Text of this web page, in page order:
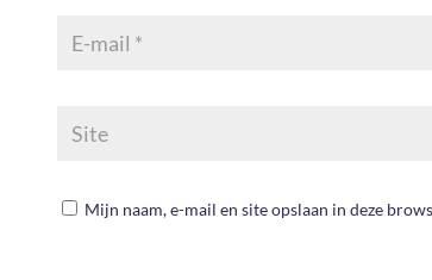
Mijn naam, e-mail en site opslaan in deze